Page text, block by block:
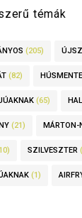
témák
(205)
(82)
(65) HAL
(21) MÁRTON-
SZILVESZTER
(1)